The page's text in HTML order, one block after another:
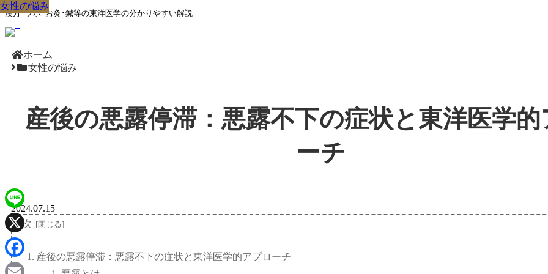
漢方･ツボ･お灸･鍼等の東洋医学の分かりやすい解説
ホーム
女性の悩み
産後の悪露停滞：悪露不下の症状と東洋医学
ーチ
女性の悩み
2024.07.15
目次
産後の悪露停滞：悪露不下の症状と東洋医学的アプローチ
女性の悩み
女性の悩み
女性の悩み
女性の悩み
女性の悩み
女性の悩み
女性の悩み
女性の悩み
Line
X
Facebook